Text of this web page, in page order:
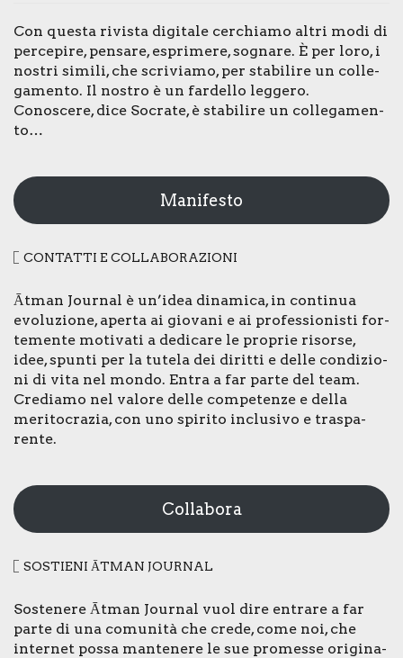
Con que­sta rivi­sta digi­ta­le cer­chia­mo altri modi di
per­ce­pi­re, pen­sa­re, espri­me­re, sogna­re. È per loro, i
nostri simi­li, che scri­via­mo, per sta­bi­li­re un col­le­
ga­men­to. Il nostro è un far­del­lo leg­ge­ro.
Cono­sce­re, dice Socra­te, è sta­bi­li­re un col­le­ga­men­
to…
Manifesto
CON­TAT­TI E COL­LA­BO­RA­ZIO­NI
Ātman Jour­nal è un’idea dina­mi­ca, in con­ti­nua
evo­lu­zio­ne, aper­ta ai gio­va­ni e ai pro­fes­sio­ni­sti for­
te­men­te moti­va­ti a dedi­ca­re le pro­prie risor­se,
idee, spun­ti per la tute­la dei dirit­ti e del­le con­di­zio­
ni di vita nel mon­do. Entra a far par­te del team.
Cre­dia­mo nel valo­re del­le com­pe­ten­ze e del­la
meri­to­cra­zia, con uno spi­ri­to inclu­si­vo e tra­spa­
ren­te.
Collabora
SOSTIE­NI ĀTMAN JOUR­NAL
Soste­ne­re Ātman Jour­nal vuol dire entra­re a far
par­te di una comu­ni­tà che cre­de, come noi, che
inter­net pos­sa man­te­ne­re le sue pro­mes­se ori­gi­na­